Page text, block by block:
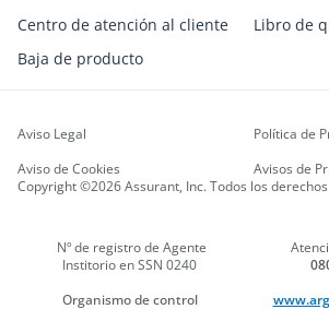
Centro de atención al cliente
Libro de
Baja de producto
Copyright ©2026 Assurant, Inc. Todos los
Aviso Legal
Política de
Aviso de Cookies
Avisos de
Nº de registro de Agente
Institorio en SSN 0240
Organismo de control